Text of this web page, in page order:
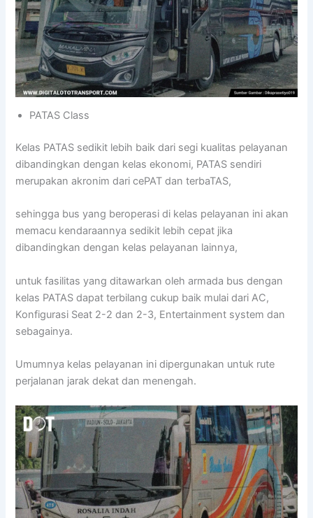
PATAS Class
Kelas PATAS sedikit lebih baik dari segi kualitas pelayanan
dibandingkan dengan kelas ekonomi, PATAS sendiri
merupakan akronim dari cePAT dan terbaTAS,
sehingga bus yang beroperasi di kelas pelayanan ini akan
memacu kendaraannya sedikit lebih cepat jika
dibandingkan dengan kelas pelayanan lainnya,
untuk fasilitas yang ditawarkan oleh armada bus dengan
kelas PATAS dapat terbilang cukup baik mulai dari AC,
Konfigurasi Seat 2-2 dan 2-3, Entertainment system dan
sebagainya.
Umumnya kelas pelayanan ini dipergunakan untuk rute
perjalanan jarak dekat dan menengah.